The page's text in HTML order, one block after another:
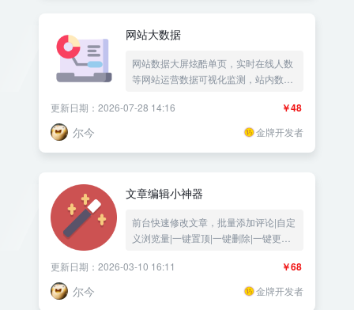
网站大数据
网站数据大屏炫酷单页，实时在线人数
等网站运营数据可视化监测，站内数据
网页访问统计网站统计——《益吾库》￥48
更新日期：2026-07-28 14:16
尔今 金牌开发者
文章编辑小神器
前台快速修改文章，批量添加评论|自定
义浏览量|一键置顶|一键删除|一键更改
更新文章时间|文章页编辑传送门|文章
快速编辑通道——《益吾库》尔今作品
￥68
更新日期：2026-03-10 16:11
尔今 金牌开发者